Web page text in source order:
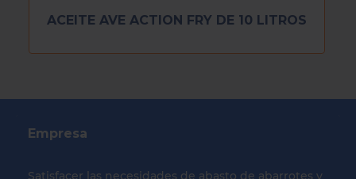
ACEITE AVE ACTION FRY DE 10 LITROS
Empresa
Satisfacer las necesidades de abasto de abarrotes y